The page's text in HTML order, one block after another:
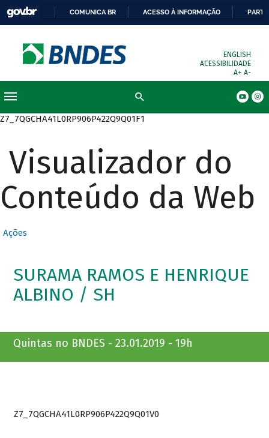
COMUNICA BR ACESSO À INFORMAÇÃO
ENGLISH
ACESSIBILIDADE
A+ A-
Z7_7QGCHA41L0RP906P422Q9Q01F1
Visualizador do
Conteúdo da Web
Ações
SURAMA RAMOS E HENRIQUE
ALBINO / SH
Quintas no BNDES - 23.01.2019 - 19h
Z7_7QGCHA41L0RP906P422Q9Q01V0